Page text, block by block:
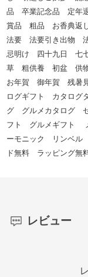
品 卒業記念品 定年
賞品 粗品 お香典
法要 法要引き出物
忌明け 四十九日 七
草 粗供養 初盆 供
お年賀 御年賀 残暑
ログギフト カタログ
グ グルメカタログ
フト グルメギフト
ーモニック リンベ
ド無料 ラッピング
レビュー